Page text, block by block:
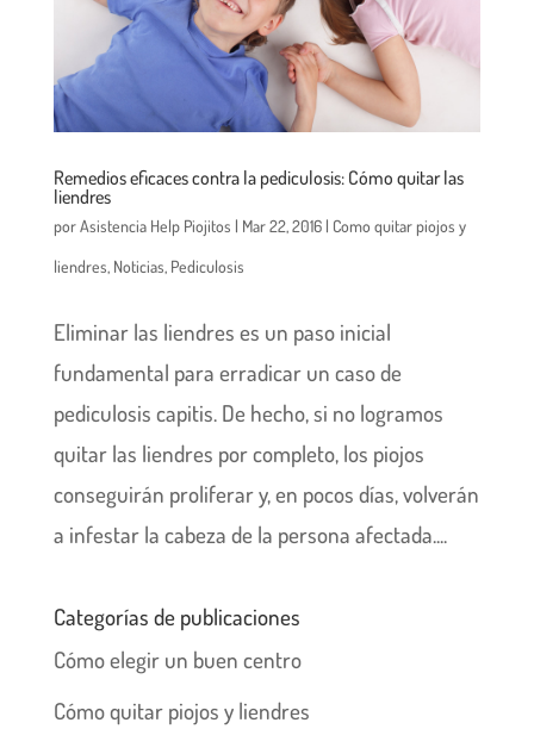
Remedios eficaces contra la pediculosis: Cómo quitar las
liendres
porAsistencia Help Piojitos | Mar 22, 2016| Como quitar piojos y
liendres, Noticias, Pediculosis
Eliminar las liendres es un paso inicial
fundamental para erradicar un caso de
pediculosis capitis. De hecho, si no logramos
quitar las liendres por completo, los piojos
conseguirán proliferar y, en pocos días, volverán
a infestar la cabeza de la persona afectada....
Categorías de publicaciones
Cómo elegir un buen centro
Cómo quitar piojos y liendres